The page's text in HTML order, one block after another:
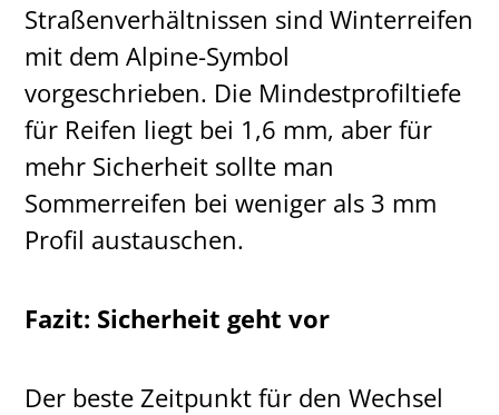
Straßenverhältnissen sind Winterreifen
mit dem Alpine-Symbol
vorgeschrieben. Die Mindestprofiltiefe
für Reifen liegt bei 1,6 mm, aber für
mehr Sicherheit sollte man
Sommerreifen bei weniger als 3 mm
Profil austauschen.
Fazit: Sicherheit geht vor
Der beste Zeitpunkt für den Wechsel